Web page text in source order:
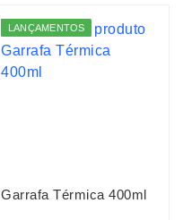
LANÇAMENTOS
Garrafa Térmica 400ml